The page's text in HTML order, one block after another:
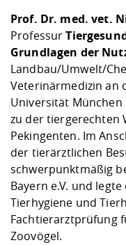
Prof. Dr. med. vet.
Professur
Grundlagen der
Landbau/Umwelt/
Veterinärmedizin an
Universität
zu der tiergerechten
Pekingenten. Im
der tierärztlichen
schwerpunktmäßig
Bayern e.V. und
Tierhygiene und
Fachtierarztprüfung
Zoovögel.